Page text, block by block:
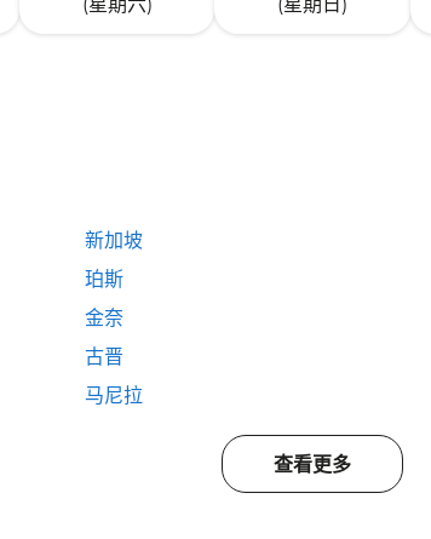
新加坡
珀斯
金奈
古晋
马尼拉
查看更多